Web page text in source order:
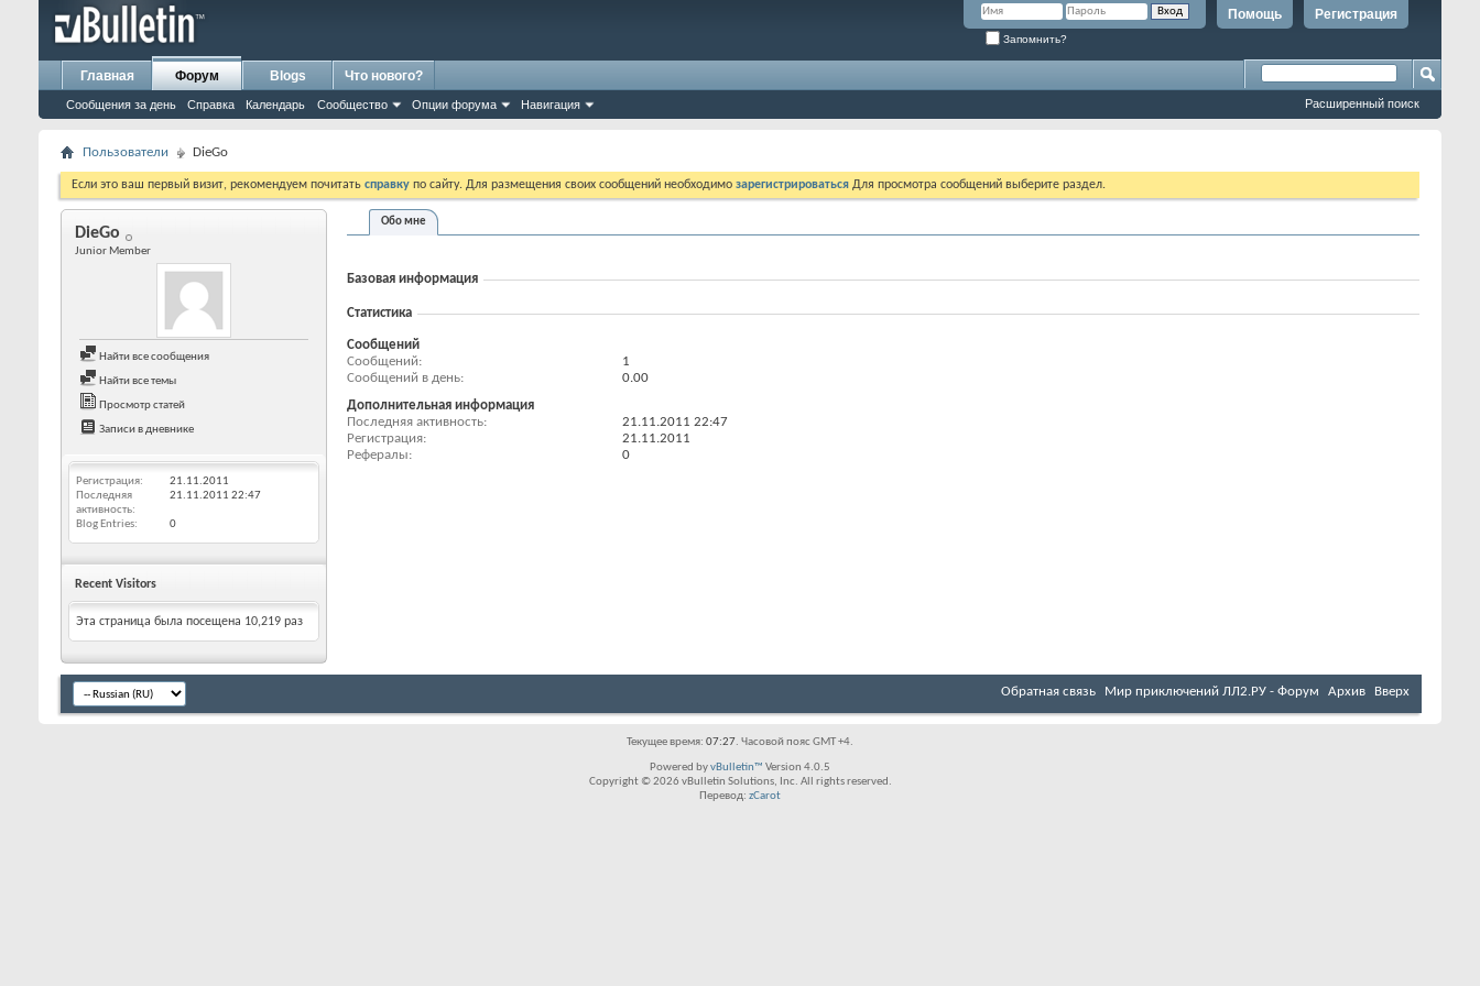
Регистрация
Помощь
Запомнить?
Главная Форум
Сообщения за день Справка Календарь Сообщество Опции форума Навигация
Blogs Что нового?
Расширенный поиск
Пользователи DieGo
Если это ваш первый визит, рекомендуем почитать справку по сайту. Для размещения своих сообщений необходимо зарегистрироваться Для просмотра сообщений выберите раздел.
DieGo
Junior Member
Найти все сообщения
Найти все темы
Просмотр статей
Записи в дневнике
Регистрация
21.11.2011
Последняя
активность
21.11.2011 22:47
Blog Entries 0
Recent Visitors
Эта страница была посещена 10,219 раз
Обо мне
Базовая информация
Статистика
Сообщений
Сообщений
1
Сообщений в день
0.00
Дополнительная информация
Последняя активность
21.11.2011 22:47
Регистрация
21.11.2011
Рефералы
0
Обратная связь Мир приключений ЛЛ2.РУ - Форум Архив Вверх
Текущее время: 07:27. Часовой пояс GMT +4.
Powered byvBulletin™ Version 4.0.5
Copyright © 2026 vBulletin Solutions, Inc. All rights reserved.
Перевод: zCarot